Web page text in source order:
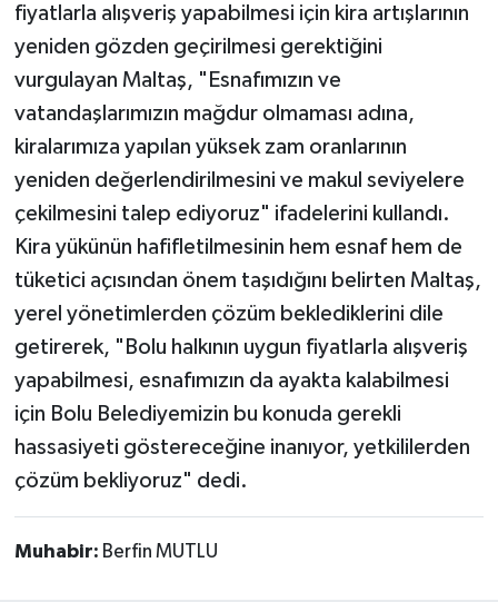
fiyatlarla alışveriş yapabilmesi için kira artışlarının
yeniden gözden geçirilmesi gerektiğini
vurgulayan Maltaş, "Esnafımızın ve
vatandaşlarımızın mağdur olmaması adına,
kiralarımıza yapılan yüksek zam oranlarının
yeniden değerlendirilmesini ve makul seviyelere
çekilmesini talep ediyoruz" ifadelerini kullandı.
Kira yükünün hafifletilmesinin hem esnaf hem de
tüketici açısından önem taşıdığını belirten Maltaş,
yerel yönetimlerden çözüm beklediklerini dile
getirerek, "Bolu halkının uygun fiyatlarla alışveriş
yapabilmesi, esnafımızın da ayakta kalabilmesi
için Bolu Belediyemizin bu konuda gerekli
hassasiyeti göstereceğine inanıyor, yetkililerden
çözüm bekliyoruz" dedi.
Muhabir: Berfin MUTLU